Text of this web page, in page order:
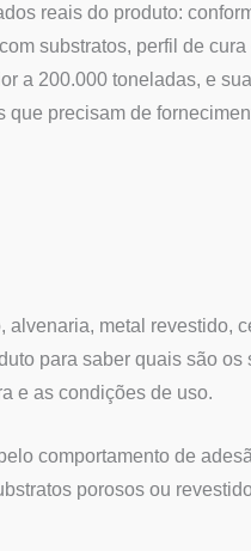
reais do produto:
substratos, perfil de
a 200.000 toneladas, e
precisam de
metal revestido,
para saber quais são os
e as condições de uso.
comportamento de
porosos ou